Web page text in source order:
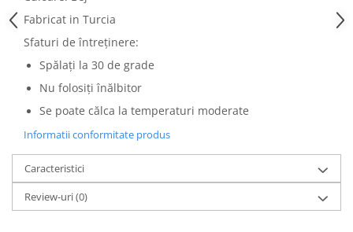
Fabricat in Turcia
Sfaturi de întreținere:
Spălați la 30 de grade
Nu folosiți înălbitor
Se poate călca la temperaturi moderate
Informatii conformitate produs
Caracteristici
Review-uri(0)